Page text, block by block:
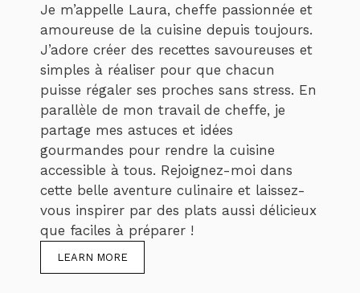
Je m’appelle Laura, cheffe passionnée et
amoureuse de la cuisine depuis toujours.
J’adore créer des recettes savoureuses et
simples à réaliser pour que chacun
puisse régaler ses proches sans stress. En
parallèle de mon travail de cheffe, je
partage mes astuces et idées
gourmandes pour rendre la cuisine
accessible à tous. Rejoignez-moi dans
cette belle aventure culinaire et laissez-
vous inspirer par des plats aussi délicieux
que faciles à préparer !
LEARN MORE